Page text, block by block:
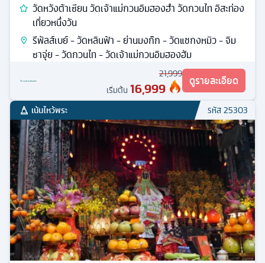
วัดหวังต้าเซียน วัดเจ้าแม่กวนอิมฮองฮำ วัดกวนไท อิสะท่อง
เที่ยวหนึ่งวัน
รีพัลส์เบย์ - วัดหลินฟ้า - ย่านมงก๊ก - วัดแชกงหมิว - จิม
ซาจุ่ย - วัดกวนไท - วัดเจ้าแม่กวนอิมฮองฮัม
21,999
เริ่มต้น 16,999 ดูรายละเอียด
เน้นไหว้พระ รหัส25303